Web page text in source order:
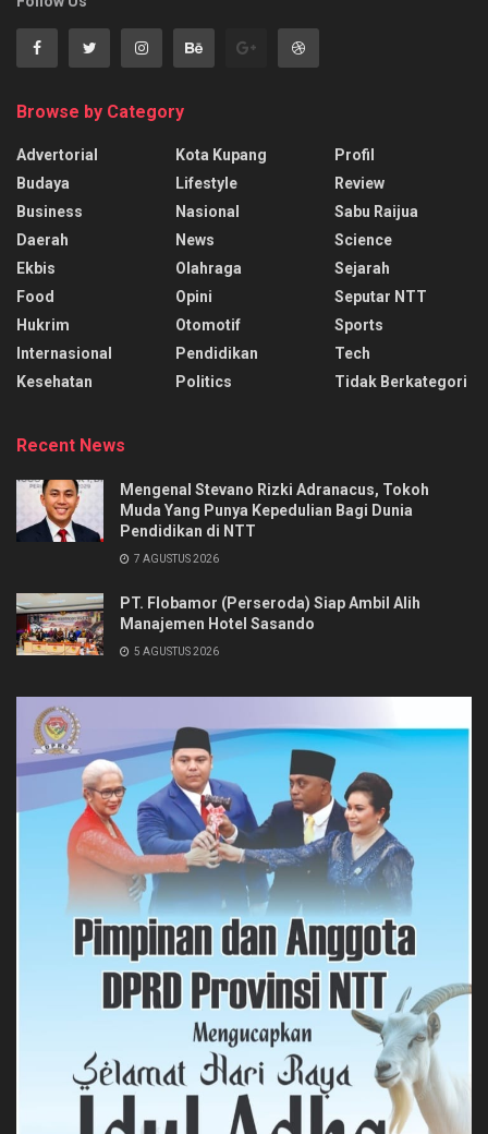
Browse by Category
Advertorial
Budaya
Business
Daerah
Ekbis
Food
Hukrim
Internasional
Kesehatan
Kota Kupang
Lifestyle
Nasional
News
Olahraga
Opini
Otomotif
Pendidikan
Politics
Profil
Review
Sabu Raijua
Science
Sejarah
Seputar NTT
Sports
Tech
Tidak Berkategori
Recent News
Mengenal Stevano Rizki Adranacus, Tokoh
Muda Yang Punya Kepedulian Bagi Dunia
Pendidikan di NTT
7 AGUSTUS 2026
PT. Flobamor (Perseroda) Siap Ambil Alih
Manajemen Hotel Sasando
5 AGUSTUS 2026